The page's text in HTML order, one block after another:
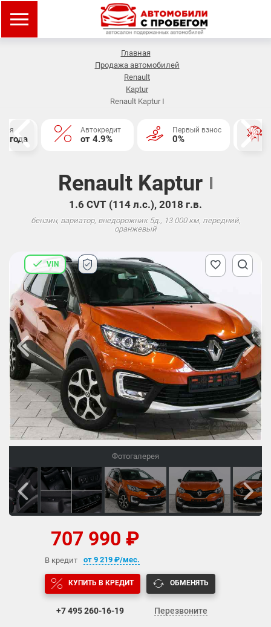
Главная
Продажа автомобилей
Renault
Kaptur
Renault Kaptur I
года
Автокредит
от 4.9%
Первый взнос
0%
Renault Kaptur I
1.6 CVT (114 л.с.), 2018 г.в.
бензин, вариатор, внедорожник 5д., 13 000 км, передний,
оранжевый
Фотогалерея
VIN
707 990 ₽
В кредит от 9 219 ₽/мес.
КУПИТЬ В КРЕДИТ ОБМЕНЯТЬ
+7 495260-16-19 Перезвоните